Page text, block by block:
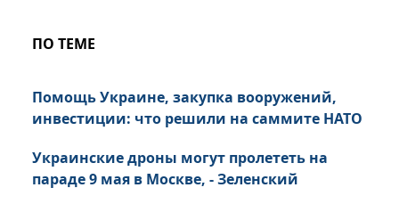
ПО ТЕМЕ
Помощь Украине, закупка вооружений,
инвестиции: что решили на саммите НАТО
Украинские дроны могут пролететь на
параде 9 мая в Москве, - Зеленский